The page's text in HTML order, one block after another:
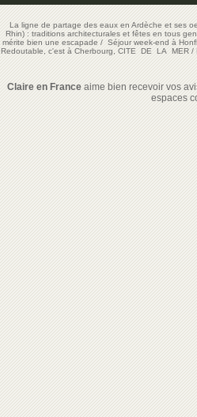
La ligne de partage des eaux en Ardèche et ses
Rhin) : traditions architecturales et fêtes en tous
mérite bien une escapade/Séjour week-end à
Redoutable, c'est à Cherbourg, CITE DE LA MER/
Claire en Franceaime bien recevoir vos
espaces